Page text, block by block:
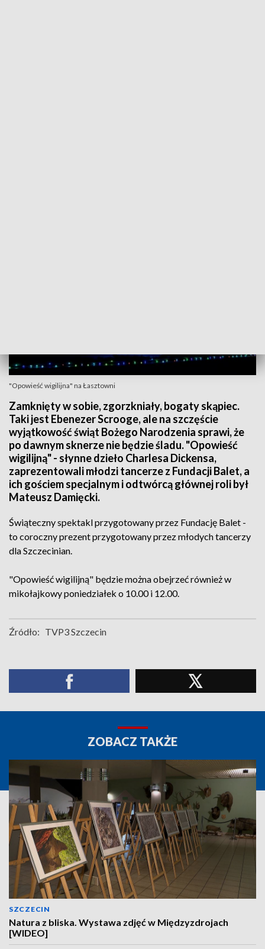
"Opowieść wigilijna" na Łasztowni
Zamknięty w sobie, zgorzkniały, bogaty skąpiec.
Taki jest Ebenezer Scrooge, ale na szczęście
wyjątkowość świąt Bożego Narodzenia sprawi, że
po dawnym sknerze nie będzie śladu. "Opowieść
wigilijną" - słynne dzieło Charlesa Dickensa,
zaprezentowali młodzi tancerze z Fundacji Balet, a
ich gościem specjalnym i odtwórcą głównej roli był
Mateusz Damięcki.
Świąteczny spektakl przygotowany przez Fundację Balet -
to coroczny prezent przygotowany przez młodych tancerzy
dla Szczecinian.
"Opowieść wigilijną" będzie można obejrzeć również w
mikołajkowy poniedziałek o 10.00 i 12.00.
Źródło: TVP3 Szczecin
ZOBACZ TAKŻE
SZCZECIN
Natura z bliska. Wystawa zdjęć w Międzyzdrojach
[WIDEO]